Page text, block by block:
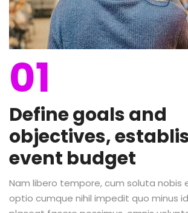
01
Define goals and
objectives,
event budget
Nam libero tempore, cum soluta nobis
optio cumque nihil impedit quo minus